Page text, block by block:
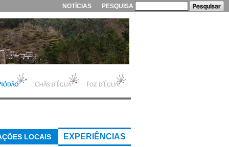
PESQUISA
NOTÍCIAS
EXPERIÊNCIAS
LOCAIS